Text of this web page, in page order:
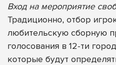
Вход на мероприятие
Традиционно, отбор
любительскую сборную
голосования в 12-ти
которые будут